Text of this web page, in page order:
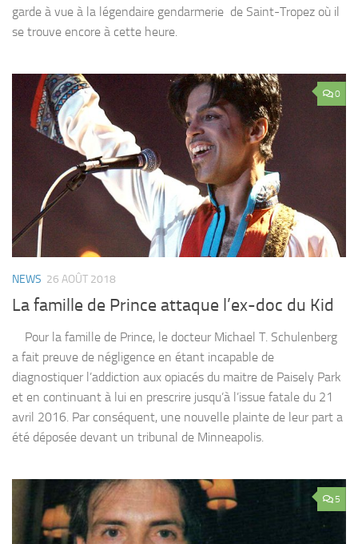
garde à vue à la légendaire gendarmerie de Saint-Tropez où il
se trouve encore à cette heure.
0
NEWS 26 AOÛT 2018
La famille de Prince attaque l’ex-doc du Kid
Pour la famille de Prince, le docteur Michael T. Schulenberg
a fait preuve de négligence en étant incapable de
diagnostiquer l’addiction aux opiacés du maitre de Paisely Park
et en continuant à lui en prescrire jusqu’à l’issue fatale du 21
avril 2016. Par conséquent, une nouvelle plainte de leur part a
été déposée devant un tribunal de Minneapolis.
5